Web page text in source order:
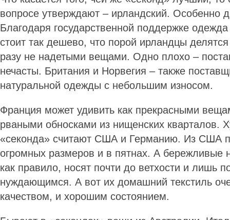
вопросе утверждают – ирландский. Особенно
Благодаря государственной поддержке
стоит так дешево, что порой ирландцы
разу не надетыми вещами. Одно плохо –
нечасты. Британия и Норвегия – также
натуральной одежды с небольшим износом.
Франция может удивить как прекрасными
рваными обносками из нищенских кварталов.
«секонда» считают США и Германию. Из США
огромных размеров и в пятнах. А бережливые
как правило, носят почти до ветхости и лишь
нуждающимся. А вот их домашний текстиль
качеством, и хорошим состоянием.